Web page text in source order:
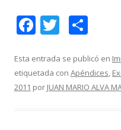
F
e
b
T
itt
er
m
p
Esta entrada se publicó en
etiquetada con Apéndices,
2011 por JUAN MARIO ALVA